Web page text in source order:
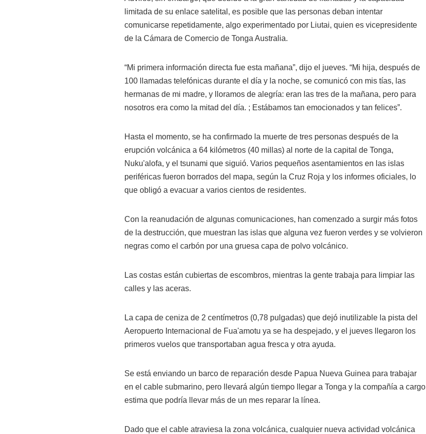
limitada de su enlace satelital, es posible que las personas deban intentar
comunicarse repetidamente, algo experimentado por Liutai, quien es vicepresidente
de la Cámara de Comercio de Tonga Australia.
“Mi primera información directa fue esta mañana”, dijo el jueves. “Mi hija, después de
100 llamadas telefónicas durante el día y la noche, se comunicó con mis tías, las
hermanas de mi madre, y lloramos de alegría: eran las tres de la mañana, pero para
nosotros era como la mitad del día. ; Estábamos tan emocionados y tan felices”.
Hasta el momento, se ha confirmado la muerte de tres personas después de la
erupción volcánica a 64 kilómetros (40 millas) al norte de la capital de Tonga,
Nuku'alofa, y el tsunami que siguió. Varios pequeños asentamientos en las islas
periféricas fueron borrados del mapa, según la Cruz Roja y los informes oficiales, lo
que obligó a evacuar a varios cientos de residentes.
Con la reanudación de algunas comunicaciones, han comenzado a surgir más fotos
de la destrucción, que muestran las islas que alguna vez fueron verdes y se volvieron
negras como el carbón por una gruesa capa de polvo volcánico.
Las costas están cubiertas de escombros, mientras la gente trabaja para limpiar las
calles y las aceras.
La capa de ceniza de 2 centímetros (0,78 pulgadas) que dejó inutilizable la pista del
Aeropuerto Internacional de Fua'amotu ya se ha despejado, y el jueves llegaron los
primeros vuelos que transportaban agua fresca y otra ayuda.
Se está enviando un barco de reparación desde Papua Nueva Guinea para trabajar
en el cable submarino, pero llevará algún tiempo llegar a Tonga y la compañía a cargo
estima que podría llevar más de un mes reparar la línea.
Dado que el cable atraviesa la zona volcánica, cualquier nueva actividad volcánica